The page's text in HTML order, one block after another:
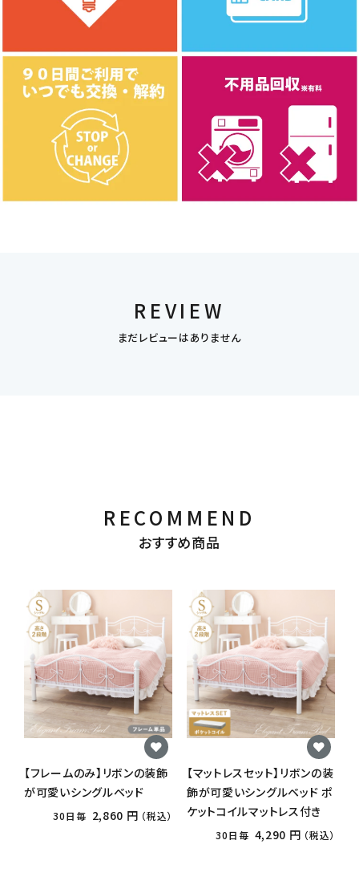
REVIEW
まだレビューはありません
RECOMMEND
おすすめ商品
【フレームのみ】リボンの装飾
が可愛いシングルベッド
30日毎 2,860 円 （税込）
【マットレスセット】リボンの装
飾が可愛いシングルベッド ポ
ケットコイルマットレス付き
30日毎 4,290 円 （税込）